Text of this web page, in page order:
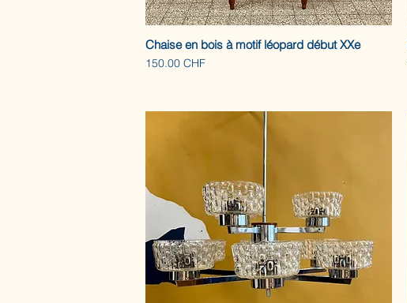
Chaise en bois à motif léopard début XXe
Prix
150.00 CHF